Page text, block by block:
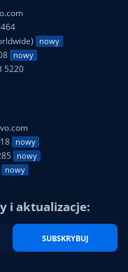
nowy
nowy
5220
nowy
nowy
nowy
i aktualizacje:
SUBSKRYBUJ